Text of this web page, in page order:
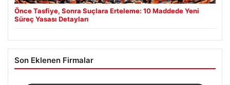
Önce Tasfiye, Sonra Suçlara Erteleme: 10 Maddede Yeni
Süreç Yasası Detayları
Son Eklenen Firmalar